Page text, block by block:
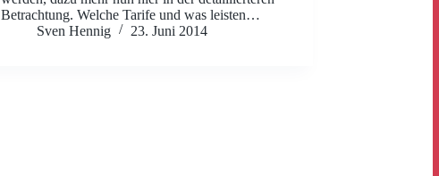
Betrachtung. Welche Tarife und was leisten…
Sven Hennig
23. Juni 2014